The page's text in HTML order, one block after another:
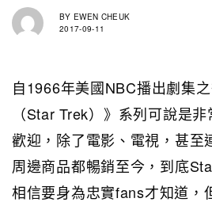
BY EWEN CHEUK
2017-09-11
自1966年美國NBC播出劇集
（Star Trek）》系列可說是
歡迎，除了電影、電視，甚至
周邊商品都暢銷至今，到底
相信要身為忠實fans才知道，